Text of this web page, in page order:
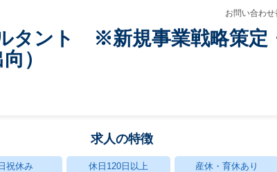
お問い合わ
タント ※新規事業戦略策定
）
求人の特徴
祝休み 休日120日以上 産休・育休あり